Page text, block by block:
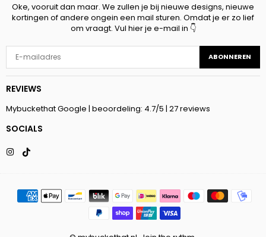
Oke, vooruit dan maar. We zullen je bij nieuwe designs, nieuwe
kortingen of andere ongein een mail sturen. Omdat je er zo lief
om vraagt. Vul hier je e-mail in 👇
ABONNEREN
REVIEWS
Mybuckethat Google | beoordeling: 4.7/5 | 27 reviews
SOCIALS
Instagram